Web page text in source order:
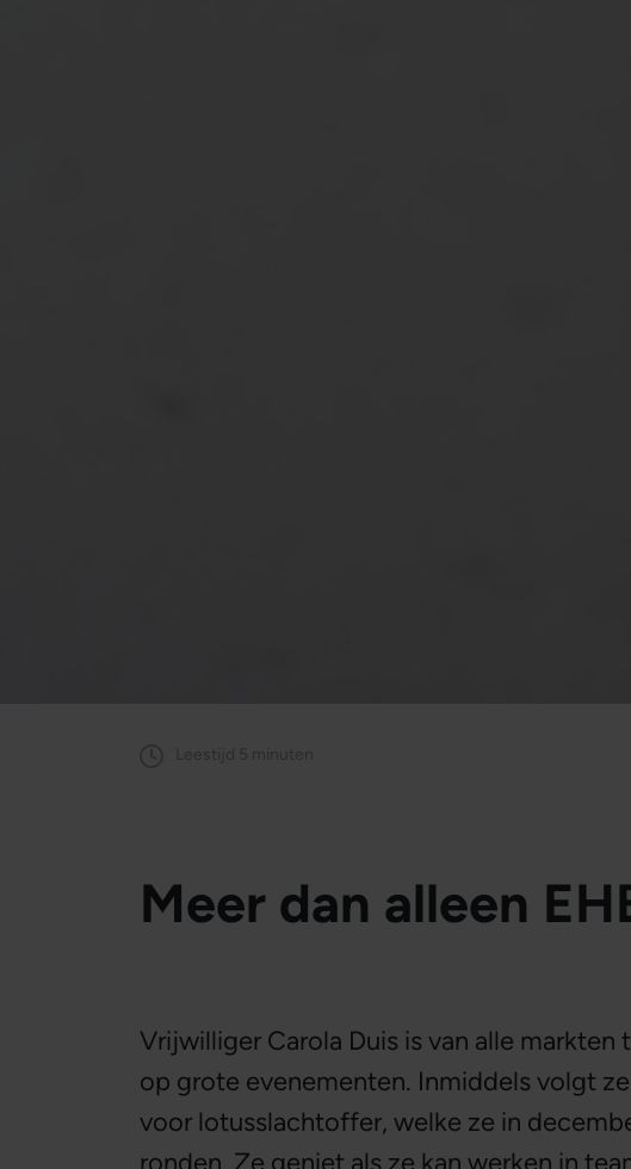
Meer dan alleen
Vrijwilliger Carola Duis is van alle markten
op grote evenementen. Inmiddels volgt
voor lotusslachtoffer, welke ze in
ronden. Ze geniet als ze kan werken in